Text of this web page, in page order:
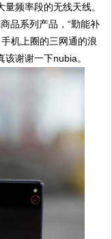
频率段的无线天线。
品系列产品，“勤能补
机上圈的三网通的浪
谢谢一下nubia。